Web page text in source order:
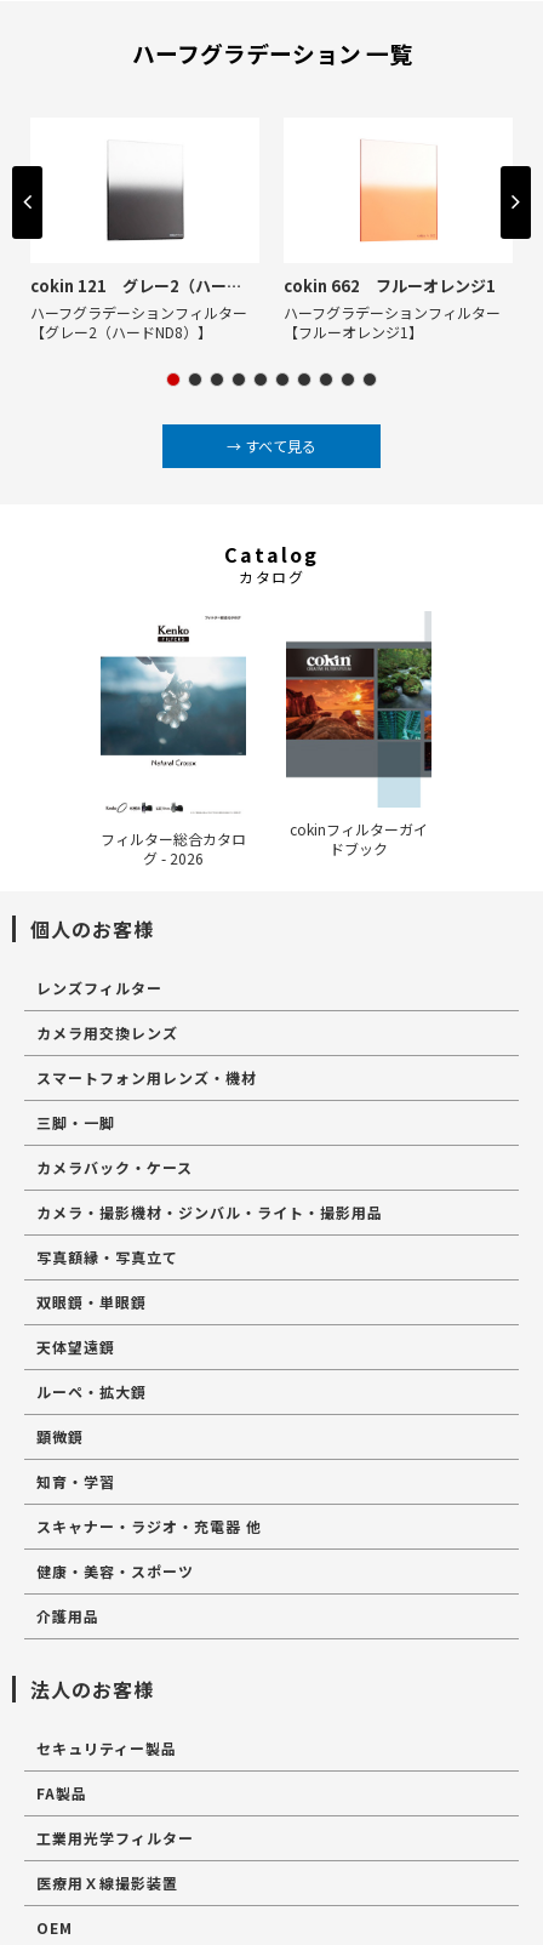
ハーフグラデーション 一覧
cokin 121 グレー2（ハードND8）
ハーフグラデーションフィルター
【グレー2（ハードND8）】
cokin 662 フルーオレンジ1
ハーフグラデーションフィルター
【フルーオレンジ1】
→ すべて見る
Catalog
カタログ
フィルター総合カタロ
グ - 2026
cokinフィルターガイ
ドブック
個人のお客様
レンズフィルター
カメラ用交換レンズ
スマートフォン用レンズ・機材
三脚・一脚
カメラバック・ケース
カメラ・撮影機材・ジンバル・ライト・撮影用品
写真額縁・写真立て
双眼鏡・単眼鏡
天体望遠鏡
ルーペ・拡大鏡
顕微鏡
知育・学習
スキャナー・ラジオ・充電器 他
健康・美容・スポーツ
介護用品
法人のお客様
セキュリティー製品
FA製品
工業用光学フィルター
医療用Ｘ線撮影装置
OEM